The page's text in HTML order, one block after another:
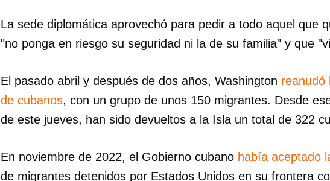
La sede diplomática aprovechó para pedir a todo aquel que
"no ponga en riesgo su seguridad ni la de su familia" y que
El pasado abril y después de dos años, Washington reanudó
de cubanos, con un grupo de unos 150 migrantes. Desde
de este jueves, han sido devueltos a la Isla un total de 322
En noviembre de 2022, el Gobierno cubano había aceptado
de migrantes detenidos por Estados Unidos en su frontera